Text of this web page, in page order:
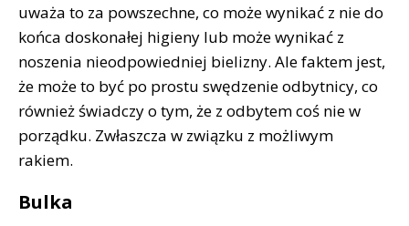
uważa to za powszechne, co może wynikać z nie do
końca doskonałej higieny lub może wynikać z
noszenia nieodpowiedniej bielizny. Ale faktem jest,
że może to być po prostu swędzenie odbytnicy, co
również świadczy o tym, że z odbytem coś nie w
porządku. Zwłaszcza w związku z możliwym
rakiem.
Bulka